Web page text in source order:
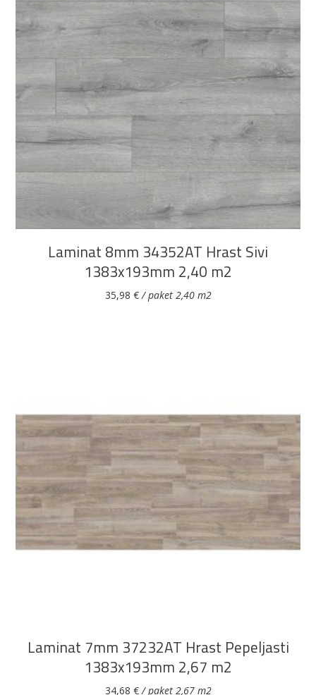
DODAJ U KOŠARICU
Laminat 8mm 34352AT Hrast Sivi
1383x193mm 2,40 m2
35,98 €/ paket 2,40 m2
DODAJ U KOŠARICU
Laminat 7mm 37232AT Hrast Pepeljasti
1383x193mm 2,67 m2
34,68 €/ paket 2,67 m2